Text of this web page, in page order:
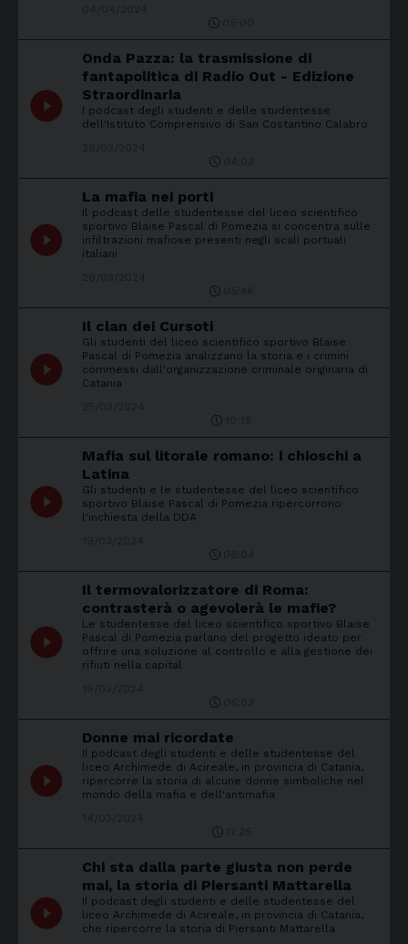
play_circle_filled
Onda Pazza: la trasmissione di
fantapolitica di Radio Out - Edizione
Straordinaria
I podcast degli studenti e delle studentesse
dell'Istituto Comprensivo di San Costantino Calabro
play_circle_filled
La mafia nei porti
Il podcast delle studentesse del liceo scientifico
sportivo Blaise Pascal di Pomezia si concentra sulle
infiltrazioni mafiose presenti negli scali portuali
italiani
play_circle_filled
Il clan dei Cursoti
Gli studenti del liceo scientifico sportivo Blaise
Pascal di Pomezia analizzano la storia e i crimini
commessi dall'organizzazione criminale originaria di
Catania
play_circle_filled
Mafia sul litorale romano: i chioschi a
Latina
Gli studenti e le studentesse del liceo scientifico
sportivo Blaise Pascal di Pomezia ripercorrono
l'inchiesta della DDA
play_circle_filled
Il termovalorizzatore di Roma:
contrasterà o agevolerà le mafie?
Le studentesse del liceo scientifico sportivo Blaise
Pascal di Pomezia parlano del progetto ideato per
offrire una soluzione al controllo e alla gestione dei
rifiuti nella capital
play_circle_filled
Donne mai ricordate
II podcast degli studenti e delle studentesse del
liceo Archimede di Acireale, in provincia di Catania,
ripercorre la storia di alcune donne simboliche nel
mondo della mafia e dell'antimafia
play_circle_filled
Chi sta dalla parte giusta non perde
mai, la storia di Piersanti Mattarella
II podcast degli studenti e delle studentesse del
liceo Archimede di Acireale, in provincia di Catania,
che ripercorre la storia di Piersanti Mattarella